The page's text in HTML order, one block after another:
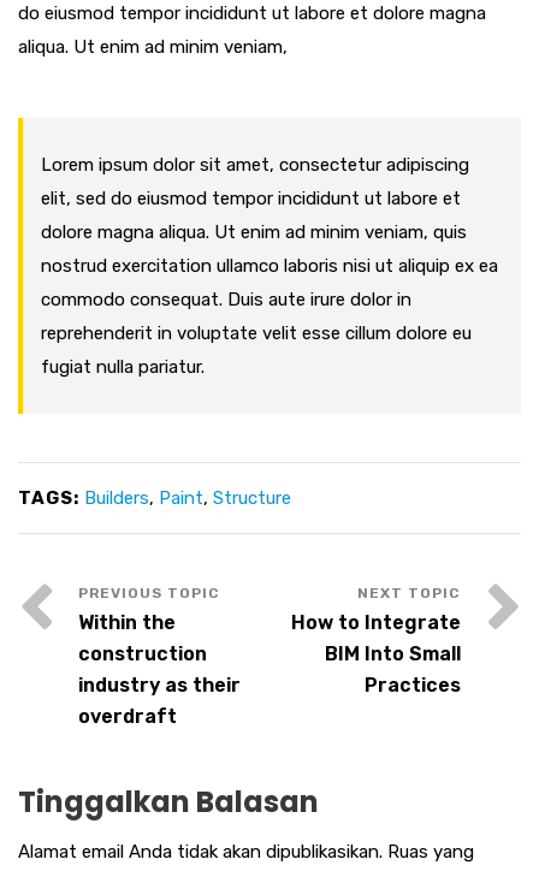
do eiusmod tempor incididunt ut labore et dolore magna
aliqua. Ut enim ad minim veniam,
Lorem ipsum dolor sit amet, consectetur adipiscing
elit, sed do eiusmod tempor incididunt ut labore et
dolore magna aliqua. Ut enim ad minim veniam, quis
nostrud exercitation ullamco laboris nisi ut aliquip ex ea
commodo consequat. Duis aute irure dolor in
reprehenderit in voluptate velit esse cillum dolore eu
fugiat nulla pariatur.
TAGS: Builders, Paint, Structure
Within the
construction
industry as their
overdraft
How to Integrate
BIM Into Small
Practices
Tinggalkan Balasan
Alamat email Anda tidak akan dipublikasikan. Ruas yang